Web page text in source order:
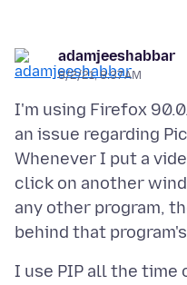
adamjeeshabbar
8/2/21, 8:37 AM
I'm using Firefox
an issue regarding
Whenever I put a
click on another
any other program,
I use PIP all the time